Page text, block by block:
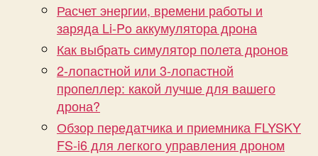
Расчет энергии, времени работы и
заряда Li-Po аккумулятора дрона
Как выбрать симулятор полета дронов
2-лопастной или 3-лопастной
пропеллер: какой лучше для вашего
дрона?
Обзор передатчика и приемника FLYSKY
FS-i6 для легкого управления дроном